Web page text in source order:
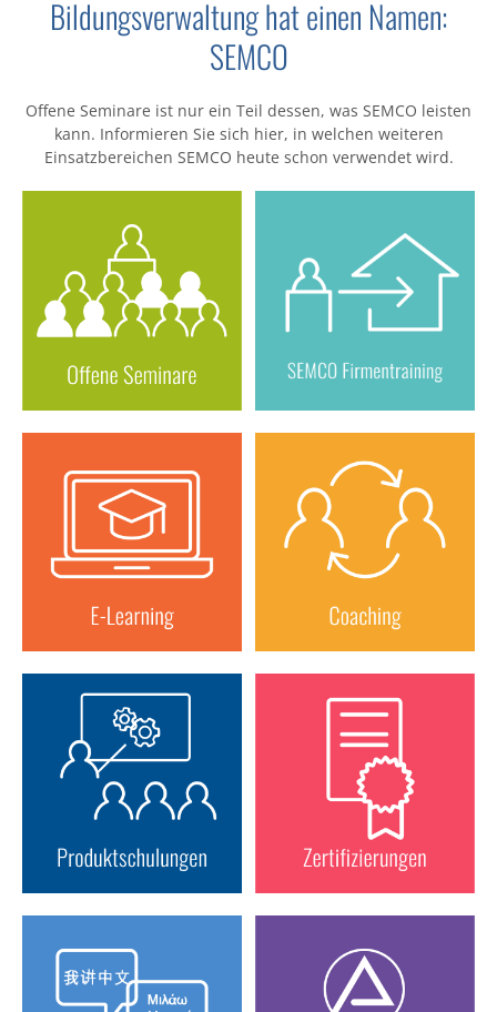
Bildungsverwaltung hat einen Namen:
SEMCO
Offene Seminare ist nur ein Teil dessen, was SEMCO leisten
kann. Informieren Sie sich hier, in welchen weiteren
Einsatzbereichen SEMCO heute schon verwendet wird.